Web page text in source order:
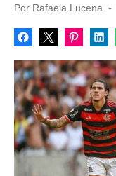
Por Rafaela Lucena